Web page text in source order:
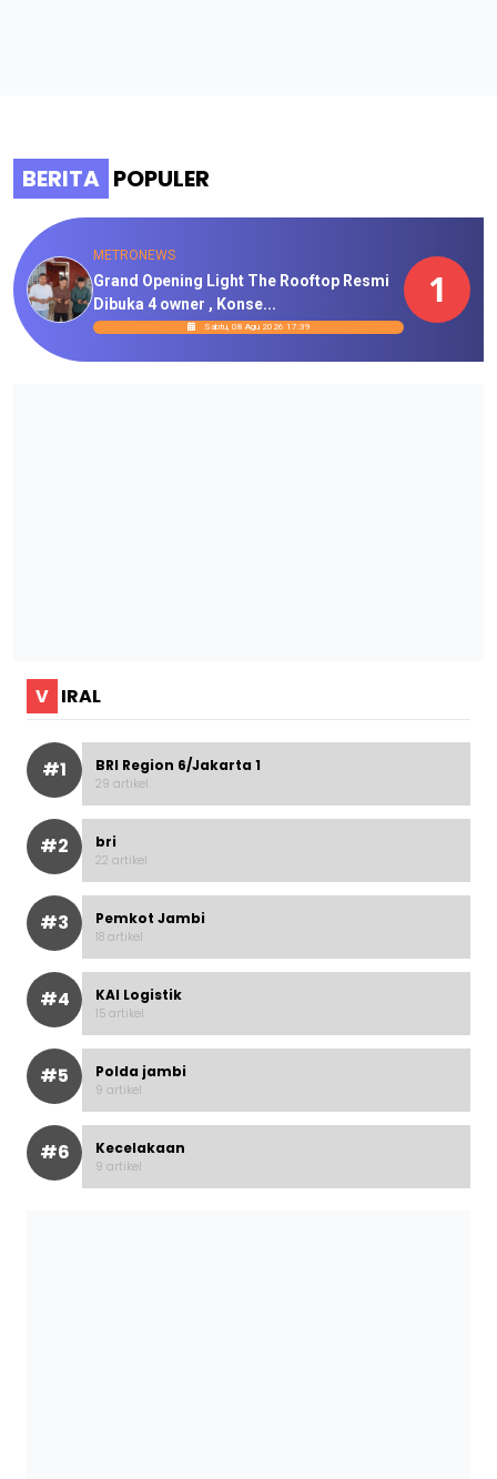
BERITA POPULER
METRONEWS
Grand Opening Light The Rooftop Resmi
Dibuka 4 owner , Konse...
Sabtu, 08 Agu 2026 17:39
1
V IRAL
#1 BRI Region 6/Jakarta 1
29 artikel
#2 bri
22 artikel
#3 Pemkot Jambi
18 artikel
#4 KAI Logistik
15 artikel
#5 Polda jambi
9 artikel
#6 Kecelakaan
9 artikel